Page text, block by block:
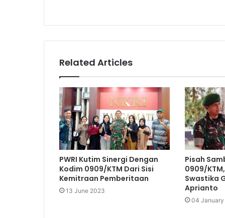
Related Articles
PWRI Kutim Sinergi Dengan
Kodim 0909/KTM Dari Sisi
Kemitraan Pemberitaan
13 June 2023
Pisah
0909/
Swastika
Aprianto
04